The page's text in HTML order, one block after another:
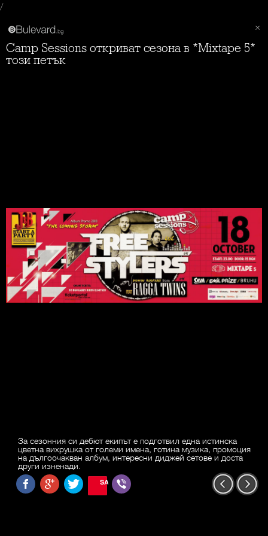
/
Camp Sessions откриват сезона в *Mixtape 5*
този петък
За сезонния си дебют екипът е подготвил една истинска
цветна вихрушка от големи имена, готина музика, промоция
на дългоочакван албум, интересни диджей сетове и доста
други изненади.
SAVE